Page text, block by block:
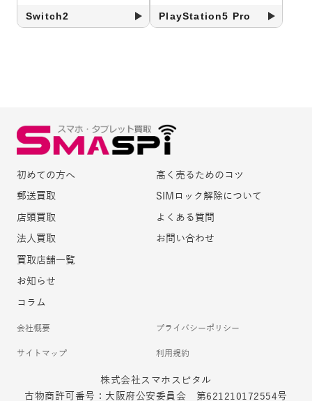
Switch2 PlayStation5 Pro
初めての方へ
郵送買取
店頭買取
法人買取
買取店舗一覧
お知らせ
コラム
高く売るためのコツ
SIMロック解除について
よくある質問
お問い合わせ
会社概要 プライバシーポリシー
サイトマップ 利用規約
株式会社スマホスピタル
古物商許可番号：大阪府公安委員会 第621210172554号